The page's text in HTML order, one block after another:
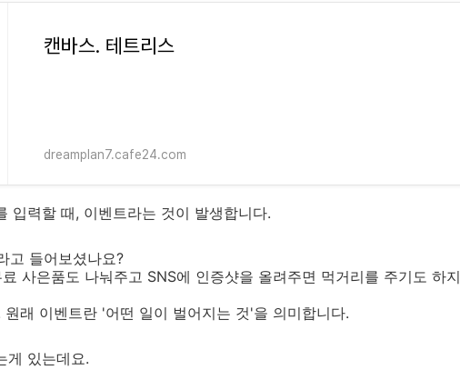
캔바스. 테트리스
dreamplan7.cafe24.com
입력할 때, 이벤트라는 것이 발생합니다.
고 들어보셨나요?
사은품도 나눠주고 SNS에 인증샷을 올려주면 먹거리를 주기도 하지
래 이벤트란 '어떤 일이 벌어지는 것'을 의미합니다.
게 있는데요.